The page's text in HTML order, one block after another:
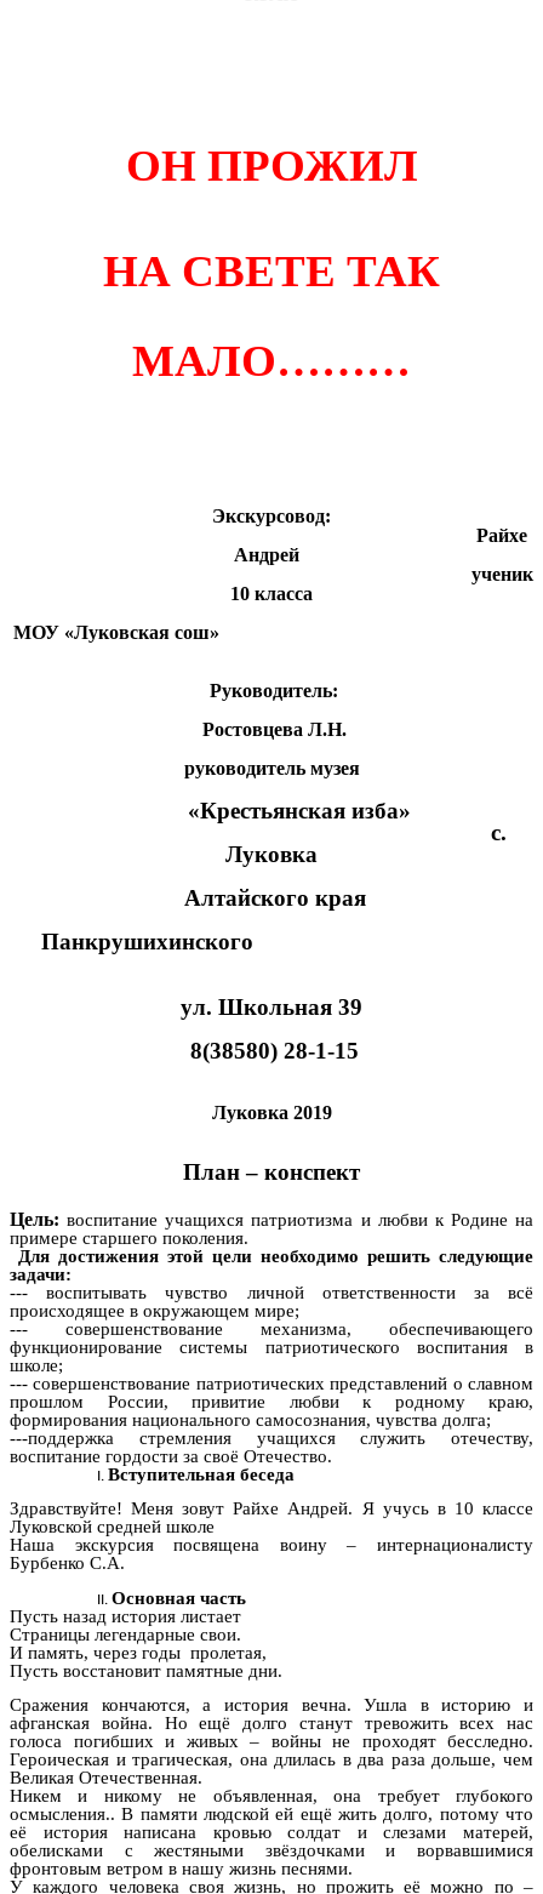
ОН ПРОЖИЛ
НА СВЕТЕ ТАК
МАЛО………
Экскурсовод:
Райхе
Андрей
ученик
10 класса
МОУ «Луковская сош»
Руководитель:
Ростовцева Л.Н.
руководитель музея
«Крестьянская изба»
с.
Луковка
Алтайского края
Панкрушихинского
ул. Школьная 39
8(38580) 28-1-15
Луковка 2019
План – конспект
Цель:воспитание учащихся патриотизма и любви к Родине на
примере старшего поколения.
Для достижения этой цели необходимо решить следующие
задачи:
--- воспитывать чувство личной ответственности за всё
происходящее в окружающем мире;
--- совершенствование механизма, обеспечивающего
функционирование системы патриотического воспитания в
школе;
--- совершенствование патриотических представлений о славном
прошлом России, привитие любви к родному краю,
формирования национального самосознания, чувства долга;
---поддержка стремления учащихся служить отечеству,
воспитание гордости за своё Отечество.
Вступительная беседа
Здравствуйте! Меня зовут Райхе Андрей. Я учусь в 10 классе
Луковской средней школе
Наша экскурсия посвящена воину – интернационалисту
Бурбенко С.А.
Основная часть
Пусть назад история листает
Страницы легендарные свои.
И память, через годы пролетая,
Пусть восстановит памятные дни.
Сражения кончаются, а история вечна. Ушла в историю и
афганская война. Но ещё долго станут тревожить всех нас
голоса погибших и живых – войны не проходят бесследно.
Героическая и трагическая, она длилась в два раза дольше, чем
Великая Отечественная.
Никем и никому не объявленная, она требует глубокого
осмысления.. В памяти людской ей ещё жить долго, потому что
её история написана кровью солдат и слезами матерей,
обелисками с жестяными звёздочками и ворвавшимися
фронтовым ветром в нашу жизнь песнями.
У каждого человека своя жизнь, но прожить её можно по –